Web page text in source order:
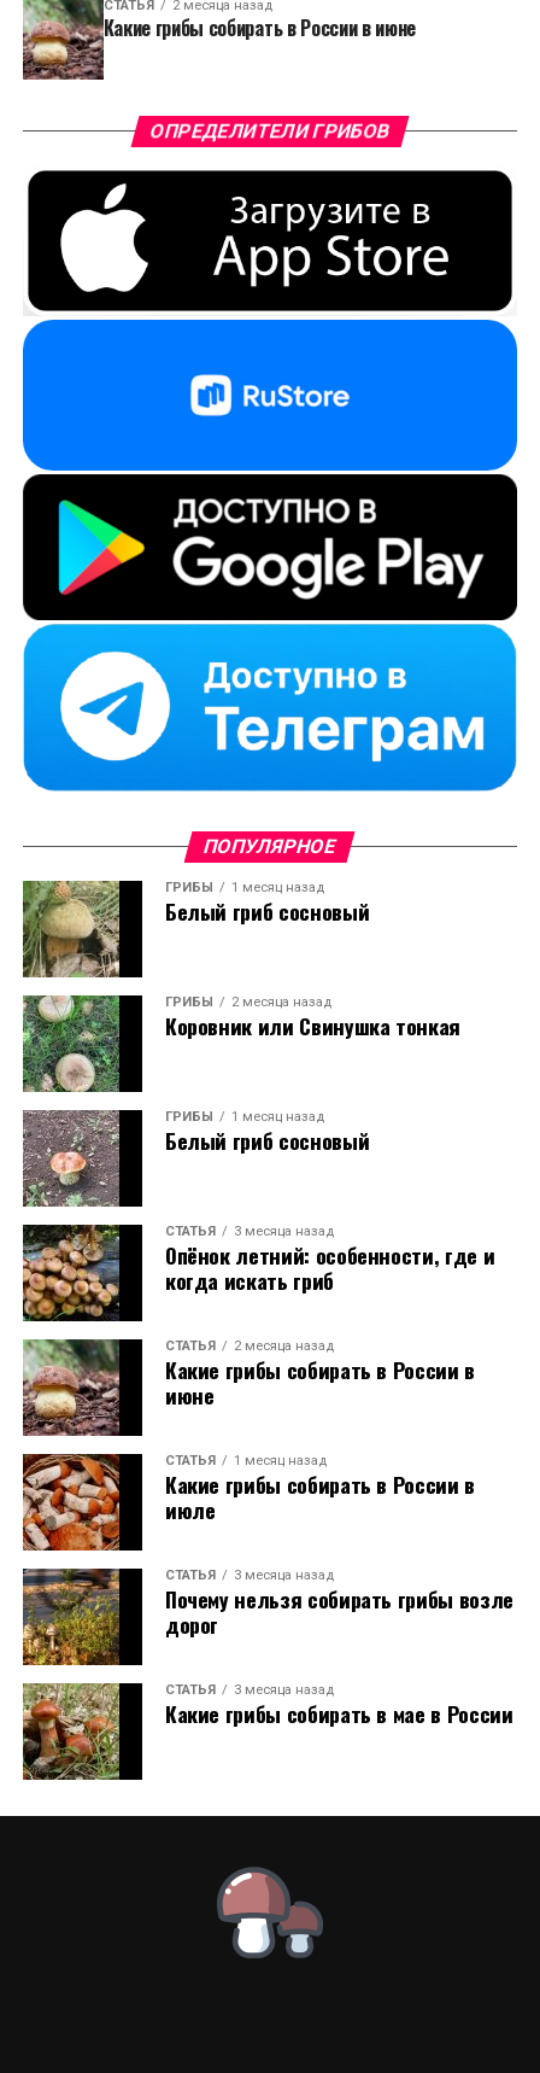
СТАТЬЯ 2 месяца назад
Какие грибы собирать в России в июне
ОПРЕДЕЛИТЕЛИ ГРИБОВ
ПОПУЛЯРНОЕ
ГРИБЫ 1 месяц назад
Белый гриб сосновый
ГРИБЫ 2 месяца назад
Коровник или Свинушка тонкая
ГРИБЫ 1 месяц назад
Белый гриб сосновый
СТАТЬЯ 3 месяца назад
Опёнок летний: особенности, где и
когда искать гриб
СТАТЬЯ 2 месяца назад
Какие грибы собирать в России в
июне
СТАТЬЯ 1 месяц назад
Какие грибы собирать в России в
июле
СТАТЬЯ 3 месяца назад
Почему нельзя собирать грибы возле
дорог
СТАТЬЯ 3 месяца назад
Какие грибы собирать в мае в России